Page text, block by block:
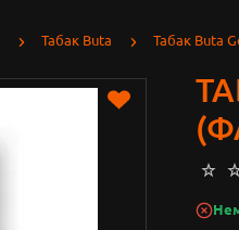
Табак Buta Табак Buta